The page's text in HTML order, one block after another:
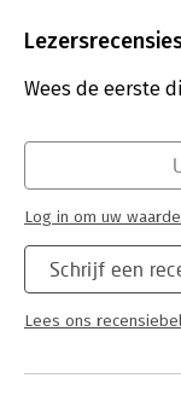
Uitgever:
Verschijningsdatum:
Wees de eerste
Schrijf een
Lees ons
Log in om uw